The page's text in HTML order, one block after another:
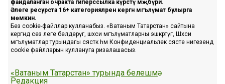
файдаланган очракта гиперссылка күрсәтү мәҗбүри.
Әлеге ресурста 16+ категорияләренә кергән мәгълүмат булырга
мөмкин.
Без cookie-файллар кулланабыз. «Ватаным Татарстан» сайтына
кергәндә сез әлеге белдерүгә, шәхси мәгълүматларны эшкәртүгә, Шәхси
мәгълүматлар турындагы сәясәткә һәм Конфиденциальлек сәясәте нигезендә
cookie файлларын куллануга ризалашасыз.
«Ватаным Татарстан» турында белешмә
Редакция